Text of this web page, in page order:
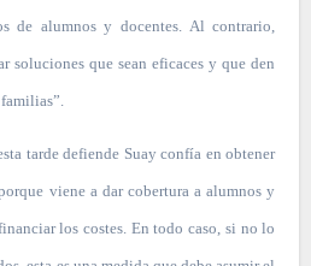
de alumnos y docentes. Al contrario,
soluciones que sean eficaces y que den
tarde defiende Suay confía en obtener
viene a dar cobertura a alumnos y
los costes. En todo caso, si no lo